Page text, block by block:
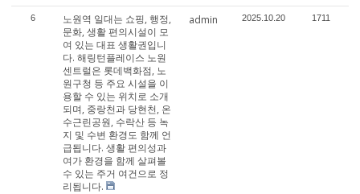
6
노원역 일대는 쇼핑, 행정,
문화, 생활 편의시설이 모
여 있는 대표 생활권입니
다. 해링턴플레이스 노원
센트럴은 롯데백화점, 노
원구청 등 주요 시설을 이
용할 수 있는 위치로 소개
되며, 중랑천과 당현천, 온
수근린공원, 수락산 등 녹
지 및 수변 환경도 함께 언
급됩니다. 생활 편의성과
여가 환경을 함께 살펴볼
수 있는 주거 여건으로 정
리됩니다.
admin 2025.10.20 1711